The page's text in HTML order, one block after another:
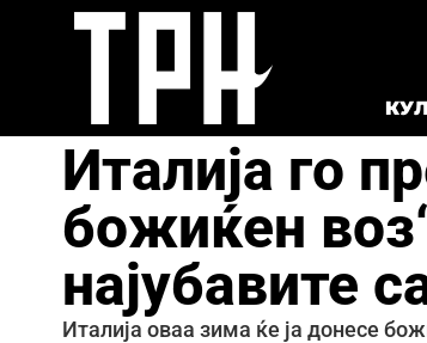
Италија го
божиќен
најубавите
Италија оваа зима ќе ја донесе